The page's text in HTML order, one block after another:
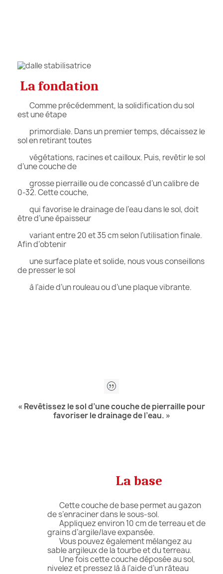
La fondation
Comme précédemment, la solidification du sol
est une étape
primordiale. Dans un premier temps, décaissez le
sol en retirant toutes
végétations, racines et cailloux. Puis, revêtir le sol
d’une couche de
grosse pierraille ou de concassé d’un calibre de
0-32. Cette couche,
qui favorise le drainage de l’eau dans le sol, doit
être d’une épaisseur
variant entre 20 et 35 cm selon l’utilisation finale.
Afin d’obtenir
une surface plate et solide, nous vous conseillons
de presser le sol
à l’aide d’un rouleau ou d’une plaque vibrante.
« Revêtissez le sol d’une couche de pierraille pour
favoriser le drainage de l’eau. »
La base
Cette couche de base permet au gazon
de s’enraciner dans le sous-sol.
Appliquez environ 10 cm de terreau et de
grains d’argile/lave expansée.
Vous pouvez également mélangez au
sable argileux de la tourbe et du terreau.
Une fois cette couche déposée au sol,
nivelez et pressez là à l’aide d’un râteau